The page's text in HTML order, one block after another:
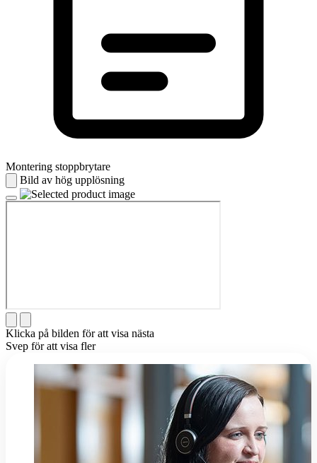
Montering stoppbrytare
Bild av hög upplösning
Klicka på bilden för att visa nästa
Svep för att visa fler